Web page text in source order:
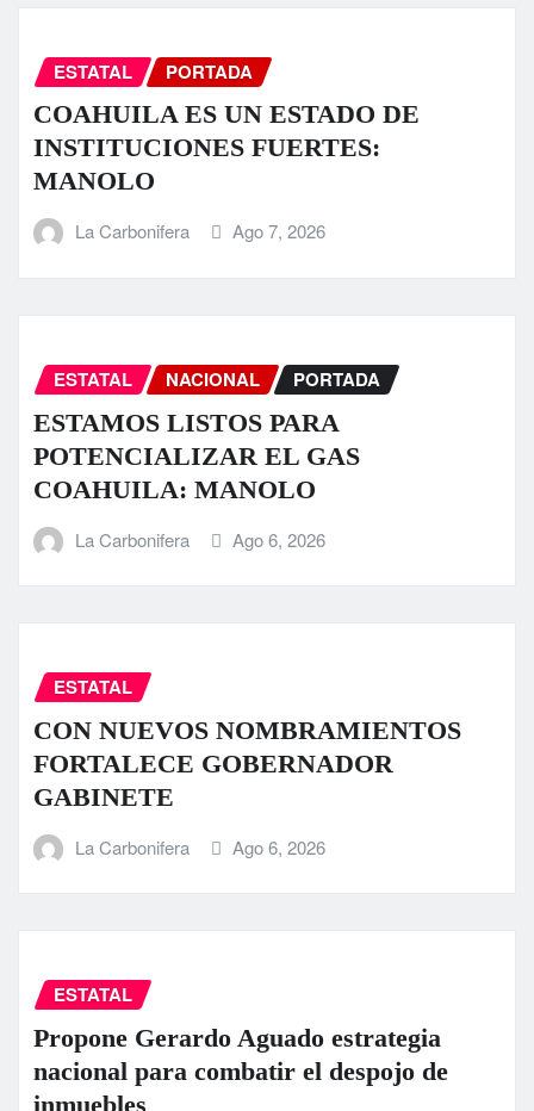
ESTATAL PORTADA
COAHUILA ES UN ESTADO DE
INSTITUCIONES FUERTES:
MANOLO
La Carbonifera Ago 7, 2026
ESTATAL NACIONAL PORTADA
ESTAMOS LISTOS PARA
POTENCIALIZAR EL GAS
COAHUILA: MANOLO
La Carbonifera Ago 6, 2026
ESTATAL
CON NUEVOS NOMBRAMIENTOS
FORTALECE GOBERNADOR
GABINETE
La Carbonifera Ago 6, 2026
ESTATAL
Propone Gerardo Aguado estrategia
nacional para combatir el despojo de
inmuebles